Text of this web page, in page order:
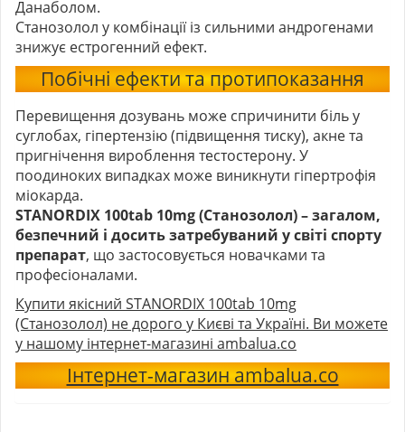
Данаболом.
Станозолол у комбінації із сильними андрогенами
знижує естрогенний ефект.
Побічні ефекти та протипоказання
Перевищення дозувань може спричинити біль у
суглобах, гіпертензію (підвищення тиску), акне та
пригнічення вироблення тестостерону. У
поодиноких випадках може виникнути гіпертрофія
міокарда.
STANORDIX 100tab 10mg (Станозолол) – загалом,
безпечний і досить затребуваний у світі спорту
препарат, що застосовується новачками та
професіоналами.
Купити якісний STANORDIX 100tab 10mg
(Станозолол) не дорого у Києві та Україні. Ви можете
у нашому інтернет-магазині ambalua.co
Інтернет-магазин ambalua.co